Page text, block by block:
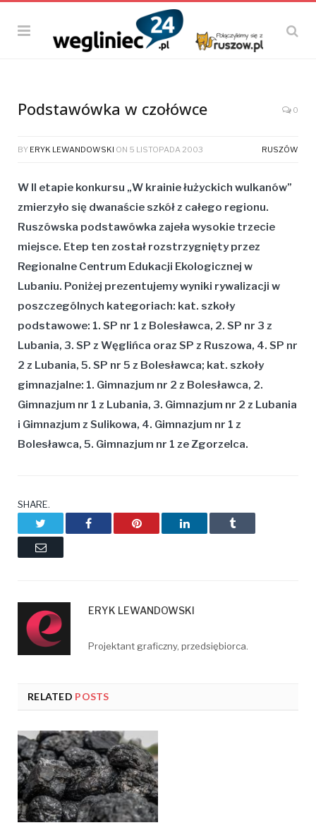
Podstawówka w czołówce 0
BY ERYK LEWANDOWSKI ON 5 LISTOPADA 2003 RUSZÓW
W II etapie konkursu „W krainie łużyckich wulkanów”
zmierzyło się dwanaście szkół z całego regionu.
Ruszówska podstawówka zajeła wysokie trzecie
miejsce. Etep ten został rozstrzygnięty przez
Regionalne Centrum Edukacji Ekologicznej w
Lubaniu. Poniżej prezentujemy wyniki rywalizacji w
poszczególnych kategoriach: kat. szkoły
podstawowe: 1. SP nr 1 z Bolesławca, 2. SP nr 3 z
Lubania, 3. SP z Węglińca oraz SP z Ruszowa, 4. SP nr
2 z Lubania, 5. SP nr 5 z Bolesławca; kat. szkoły
gimnazjalne: 1. Gimnazjum nr 2 z Bolesławca, 2.
Gimnazjum nr 1 z Lubania, 3. Gimnazjum nr 2 z Lubania
i Gimnazjum z Sulikowa, 4. Gimnazjum nr 1 z
Bolesławca, 5. Gimnazjum nr 1 ze Zgorzelca.
SHARE.
TwitterFacebookPinterestLinkedInTumblr
Email
ERYK LEWANDOWSKI
Projektant graficzny, przedsiębiorca.
RELATED POSTS